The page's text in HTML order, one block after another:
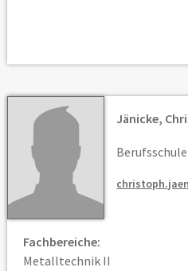
Jänicke,
Berufsschule
Fachbereiche:
Metalltechnik II